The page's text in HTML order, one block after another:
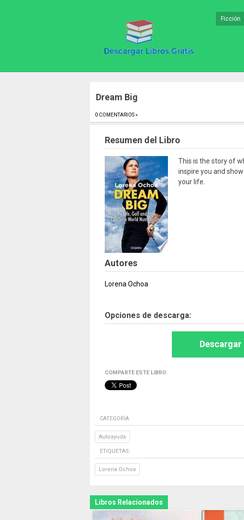
Ficción
Dream Big
0 COMENTARIOS »
Resumen del Libro
This is the story of
inspire you and
your life.
Autores
Lorena Ochoa
Opciones de descarga:
Descargar
COMPARTE ESTE LIBRO:
CATEGORÍA
Autoayuda
ETIQUETAS:
Lorena Ochoa
Libros Relacionados